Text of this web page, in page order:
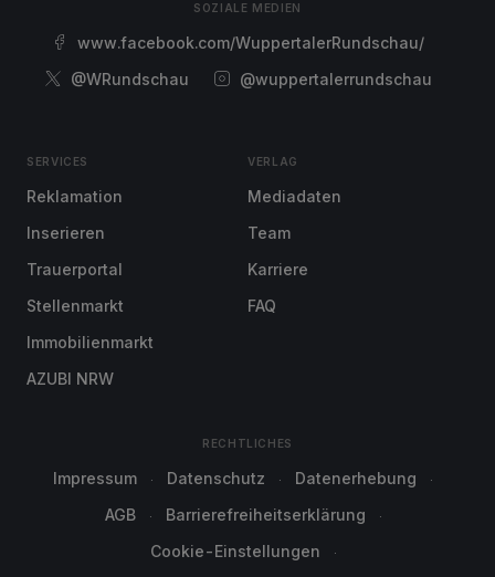
SOZIALE MEDIEN
www.facebook.com/WuppertalerRundschau/
@WRundschau
@wuppertalerrundschau
SERVICES
Reklamation
Inserieren
Trauerportal
Stellenmarkt
Immobilienmarkt
AZUBI NRW
VERLAG
Mediadaten
Team
Karriere
FAQ
RECHTLICHES
Impressum Datenschutz
Datenerhebung
AGB
Barrierefreiheitserklärung
Cookie-Einstellungen